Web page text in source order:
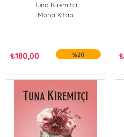
Tuna Kiremitçi
Mona Kitap
₺180,00 %20 ₺